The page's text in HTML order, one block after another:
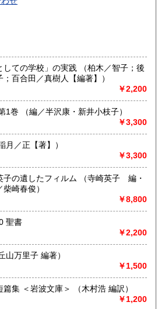
185円
185円 大分県 185円
185円 鹿児島県
185円
曜・水曜
国文学、古書一般（その他）
校」の実践 （柏木／智子；後
百合田／真樹人【編著】）
￥2,200
社会の活性化と方言 第1巻 （編／半沢康・新井小枝子）
￥3,300
支援システム （稲月／正【著】）
￥3,300
たフィルム （寺崎英子 編・
崎春俊）
￥8,800
聖書
￥2,200
未分の彼方へ （丘山万里子 編著）
￥1,500
ソルジェニーツィン短篇集 ＜岩波文庫＞ （木村浩 編訳）
￥1,200